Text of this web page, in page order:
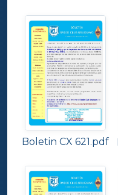
Boletin CX 621.pdf